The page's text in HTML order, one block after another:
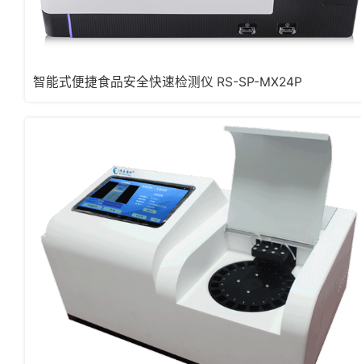
智能式便捷食品安全快速检测仪 RS-SP-MX24P